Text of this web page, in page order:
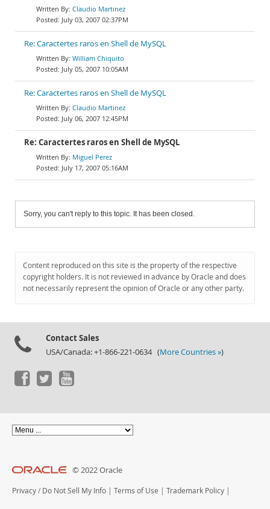
Claudio Martinez
July 03, 2007 02:37PM
Re: Caractertes raros en Shell de MySQL
William Chiquito
July 05, 2007 10:05AM
Re: Caractertes raros en Shell de MySQL
Claudio Martinez
July 06, 2007 12:45PM
Re: Caractertes raros en Shell de MySQL
Miguel Perez
July 17, 2007 05:16AM
Sorry, you can't reply to this topic. It has been closed.
Content reproduced on this site is the property of the respective
copyright holders. It is not reviewed in advance by Oracle and does
not necessarily represent the opinion of Oracle or any other party.
Contact Sales
USA/Canada: +1-866-221-0634 (More Countries »)
© 2022 Oracle
Privacy / Do Not Sell My Info | Terms of Use | Trademark Policy |